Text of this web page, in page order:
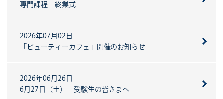
専門課程 終業式
2026年07月02日
「ビューティーカフェ」開催のお知らせ
2026年06月26日
6月27日（土） 受験生の皆さまへ